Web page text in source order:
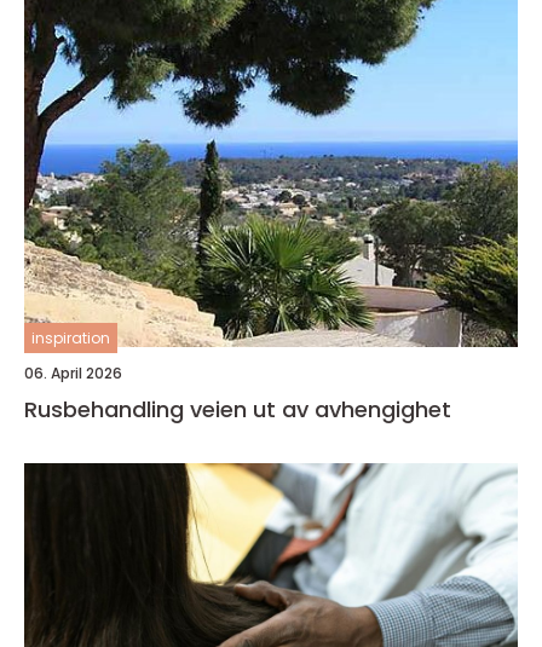
inspiration
06. April 2026
Rusbehandling veien ut av avhengighet